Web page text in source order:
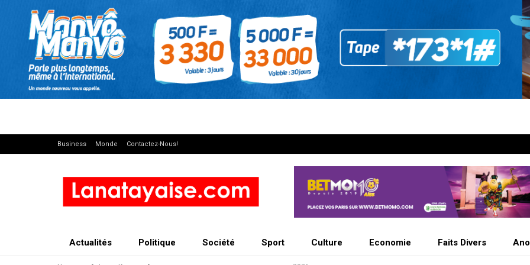
Business Monde Contactez-Nous!
Actualités Politique Société Sport Culture Economie Faits Divers